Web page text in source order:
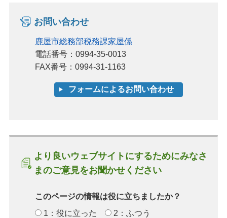
お問い合わせ
鹿屋市総務部税務課家屋係
電話番号：0994-35-0013
FAX番号：0994-31-1163
より良いウェブサイトにするためにみなさ
まのご意見をお聞かせください
このページの情報は役に立ちましたか？
1：役に立った
2：ふつう